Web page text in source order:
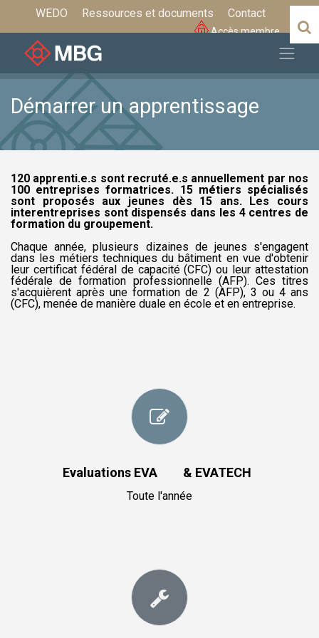
WEDO Ressources et documents Contact
Accès membre
Démarrer un apprentissage
120 apprenti.e.s sont recruté.e.s annuellement par nos
100 entreprises formatrices. 15 métiers spécialisés
sont proposés aux jeunes dès 15 ans. Les cours
interentreprises sont dispensés dans les 4 centres de
formation du groupement.
Chaque année, plusieurs dizaines de jeunes s'engagent
dans les métiers techniques du bâtiment en vue d'obtenir
leur certificat fédéral de capacité (CFC) ou leur attestation
fédérale de formation professionnelle (AFP). Ces titres
s'acquièrent après une formation de 2 (AFP), 3 ou 4 ans
(CFC), menée de manière duale en école et en entreprise.
Evaluations EVA & EVATECH
Toute l'année